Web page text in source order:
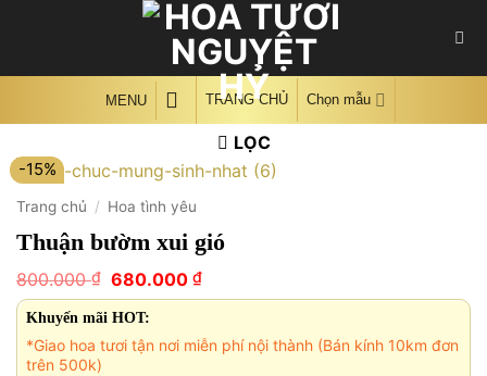
MENU TRANG CHỦ Chọn mẫu
LỌC
-15%
Trang chủ / Hoa tình yêu
Thuận bườm xui gió
800.000₫ Giá
gốc
là:
800.000 ₫.
680.000 ₫Giá
hiện
680.000 ₫.
Khuyến mãi HOT:
*Giao hoa tươi tận nơi miễn phí nội thành (Bán kính 10km đơn
trên 500k)